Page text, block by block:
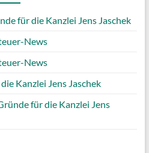
für die Kanzlei Jens Jaschek
News
News
Kanzlei Jens Jaschek
für die Kanzlei Jens